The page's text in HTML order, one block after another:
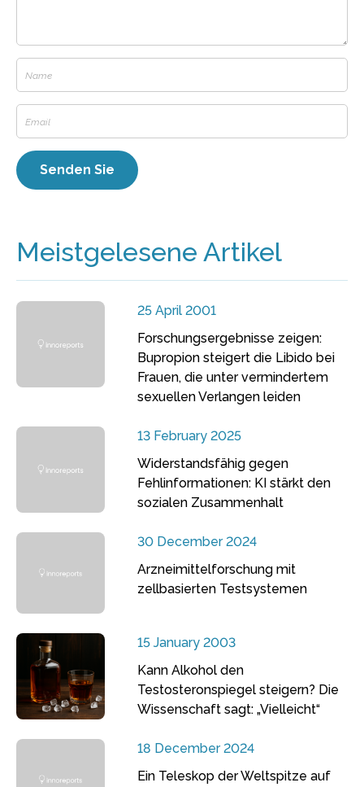
Meistgelesene Artikel
25 April 2001
Forschungsergebnisse zeigen:
Bupropion steigert die Libido bei
Frauen, die unter vermindertem
sexuellen Verlangen leiden
13 February 2025
Widerstandsfähig gegen
Fehlinformationen: KI stärkt den
sozialen Zusammenhalt
30 December 2024
Arzneimittelforschung mit
zellbasierten Testsystemen
15 January 2003
Kann Alkohol den
Testosteronspiegel steigern? Die
Wissenschaft sagt: „Vielleicht“
18 December 2024
Ein Teleskop der Weltspitze auf